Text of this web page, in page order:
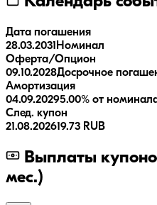
Дата погашения
28.03.2031 Номинал
Оферта/Опцион
09.10.2028Досрочное
Амортизация
04.09.20295.00% от
След. купон
21.08.202619.73 RUB
Выплаты
мес.)